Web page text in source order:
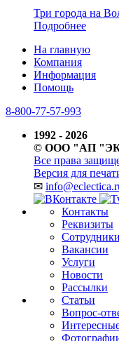
Три города на
Подробнее
На главную
Компания
Информация
Помощь
8-800-77-57-993
1992 - 2026
© ООО "АП
Все права
Версия для
✉
Контакты
Реквизиты
Сотрудники
Вакансии
Услуги
Новости
Рассылки
Статьи
Вопрос-